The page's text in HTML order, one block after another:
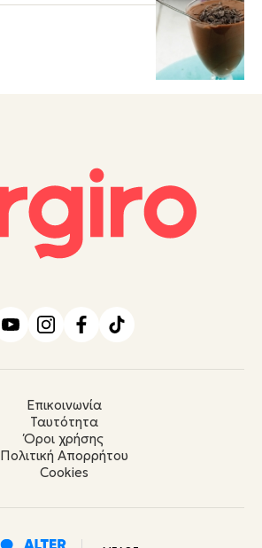
Επικοινωνία
Ταυτότητα
Όροι χρήσης
Πολιτική Απορρήτου
Cookies